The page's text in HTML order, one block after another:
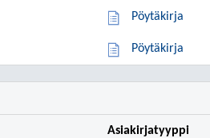
Pöytäkirja
Pöytäkirja
Asiakirjatyyppi